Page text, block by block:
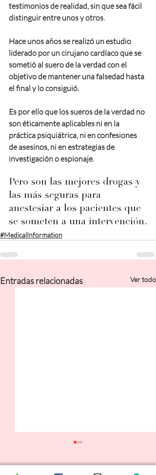
testimonios de realidad, sin que sea fácil
distinguir entre unos y otros.
Hace unos años se realizó un estudio
liderado por un cirujano cardíaco que se
sometió al suero de la verdad con el
objetivo de mantener una falsedad hasta
el final y lo consiguió.
Es por ello que los sueros de la verdad no
son éticamente aplicables ni en la
práctica psiquiátrica, ni en confesiones
de asesinos, ni en estrategias de
investigación o espionaje.
Pero son las mejores drogas y
las más seguras para
anestesiar a los pacientes que
se someten a una intervención.
#MedicalInformation
Entradas relacionadas Ver todo